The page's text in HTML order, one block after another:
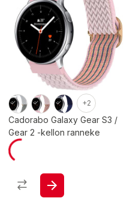
+2
Cadorabo Galaxy Gear S3 /
Gear 2 -kellon ranneke